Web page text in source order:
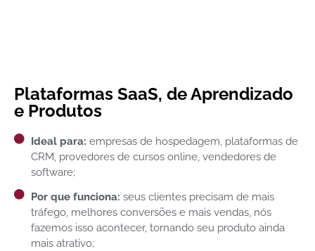
Plataformas SaaS, de Aprendizado
e Produtos
Ideal para: empresas de hospedagem, plataformas de
CRM, provedores de cursos online, vendedores de
software;
Por que funciona: seus clientes precisam de mais
tráfego, melhores conversões e mais vendas, nós
fazemos isso acontecer, tornando seu produto ainda
mais atrativo;